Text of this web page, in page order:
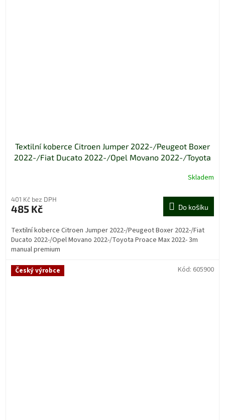
Textilní koberce Citroen Jumper 2022-/Peugeot Boxer
2022-/Fiat Ducato 2022-/Opel Movano 2022-/Toyota
Skladem
401 Kč bez DPH
485 Kč Do košíku
Textilní koberce Citroen Jumper 2022-/Peugeot Boxer 2022-/Fiat
Ducato 2022-/Opel Movano 2022-/Toyota Proace Max 2022- 3m
manual premium
Český výrobce Kód: 605900